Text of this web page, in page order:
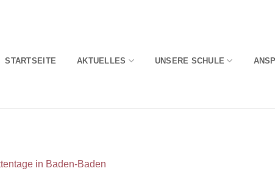
STARTSEITE AKTUELLES UNSERE SCHULE
in Baden-Baden